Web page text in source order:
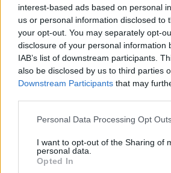
interest-based ads based on personal
us or personal information disclosed to
your opt-out. You may separately opt-
disclosure of your personal information
IAB’s list of downstream participants.
also be disclosed by us to third parties
Downstream Participants that may
Please note that this website/app uses
not limited to your visit or usage
grant or deny consent to Google and its
use your data for below specified
Personal Data Processing Opt
I want to opt-out of the Sharing of
personal data.
Opted In
erre a helyre jelenleg [&hellip;]
E-MOBILITY / 2019. SZEPT. 11.
Da Costa távozik a
BMW Andrettinél a Formula E hatodik
fiatal Antonio Felix da Costa helyét veszi